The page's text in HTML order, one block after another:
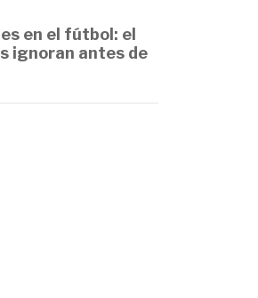
en el fútbol: el
ignoran antes de